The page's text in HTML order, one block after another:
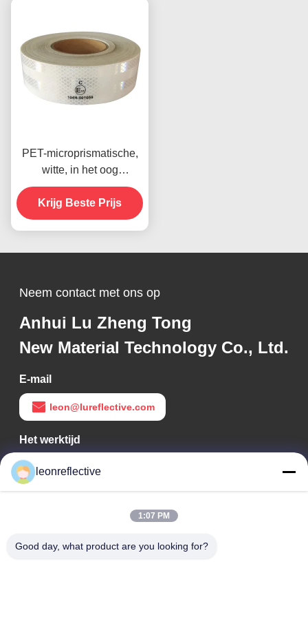
PET-microprismatische,
witte, in het oog
springende band,
reflecterende band voor
voertuigen, ECE-
Krijg Beste Prijs
Neem contact met ons op
Anhui Lu Zheng Tong
New Material Technology Co., Ltd.
E-mail
leon@lureflective.com
Het werktijd
9:00-18:00
Ons adres
Technology Park, High-tech Zone, Hefei, Anhui, China
leonreflective
1:07 PM
Good day, what product are you looking for?